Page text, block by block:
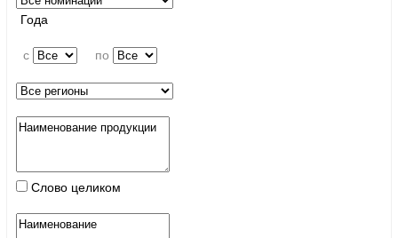
Года
c по
Слово целиком